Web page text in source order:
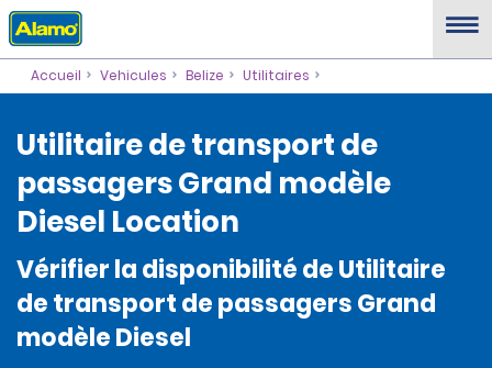
Accueil Vehicules Belize Utilitaires
Utilitaire de transport de
passagers Grand modèle
Diesel Location
Vérifier la disponibilité de Utilitaire
de transport de passagers Grand
modèle Diesel